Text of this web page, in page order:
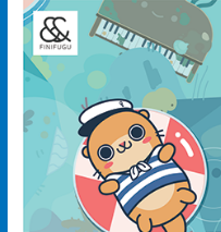
Finifugu
Games
Limited